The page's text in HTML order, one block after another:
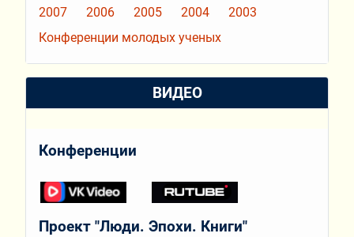
2007
2006 2005 2004
2003
Конференции молодых ученых
ВИДЕО
Конференции
Проект "Люди. Эпохи. Книги"